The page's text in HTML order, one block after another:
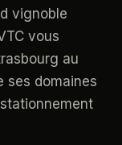
vignoble
vous
au
ses domaines